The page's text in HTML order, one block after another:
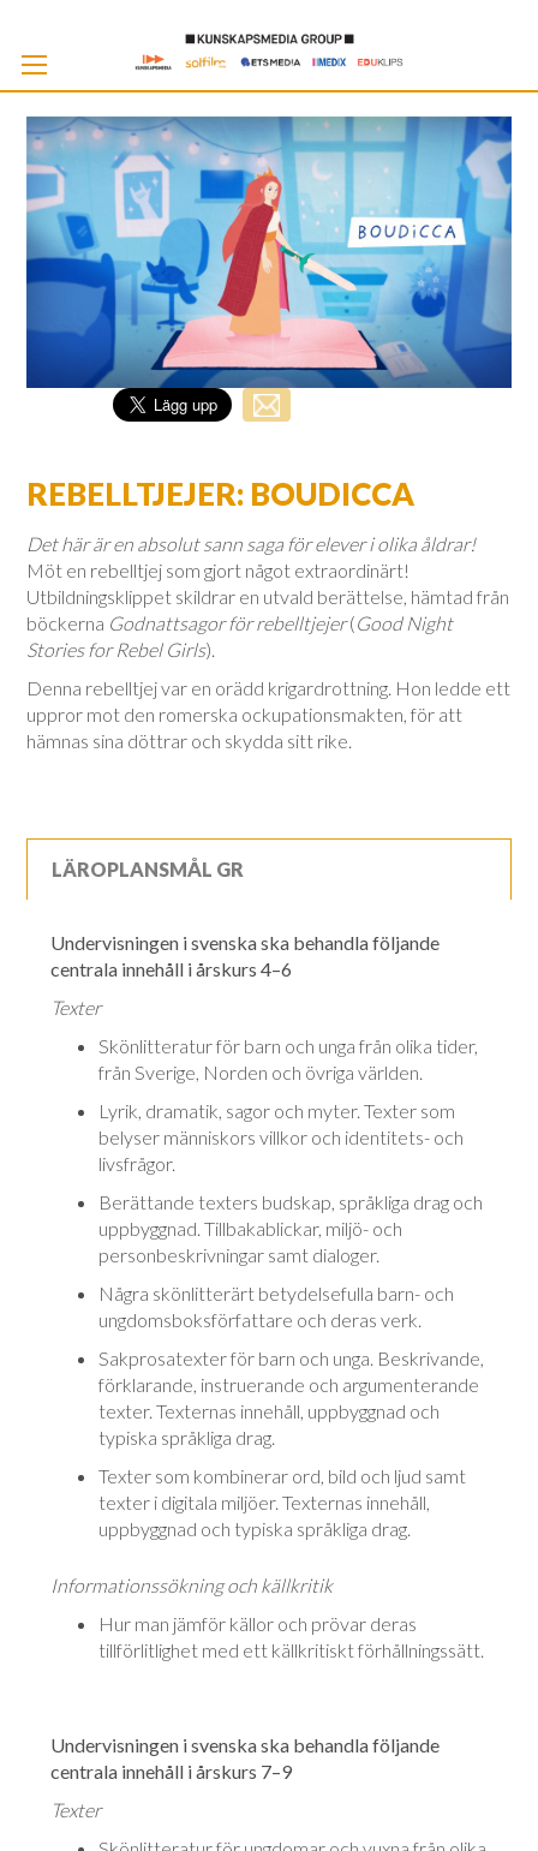
REBELLTJEJER: BOUDICCA
Det här är en absolut sann saga för elever i olika åldrar!
Möt en rebelltjej som gjort något extraordinärt!
Utbildningsklippet skildrar en utvald berättelse, hämtad från
böckerna Godnattsagor för rebelltjejer(Good Night
Stories for Rebel Girls).
Denna rebelltjej var en orädd krigardrottning. Hon ledde ett
uppror mot den romerska ockupationsmakten, för att
hämnas sina döttrar och skydda sitt rike.
LÄROPLANSMÅL GR
Undervisningen i svenska ska behandla följande
centrala innehåll i årskurs 4–6
Texter
Skönlitteratur för barn och unga från olika tider,
från Sverige, Norden och öv­ri­ga världen.
Lyrik, dramatik, sagor och myter. Texter som
belyser männi­skors villkor och identitets- och
livsfrågor.
Berättande texters budskap, språkliga drag och
uppbyggnad. Till­baka­blickar, miljö- och
personbeskrivningar samt dialoger.
Några skönlitterärt betydelsefulla barn- och
ungdomsboksförfattare och deras verk.
Sakprosatexter för barn och unga. Beskrivande,
förklarande, instruerande och argumenterande
texter. Texternas innehåll, uppbyggnad och
typiska språk­liga drag.
Texter som kombinerar ord, bild och ljud samt
texter i digitala miljöer. Tex­ter­nas innehåll,
uppbyggnad och typiska språkliga drag.
Informationssökning och källkritik
Hur man jämför källor och prövar deras
tillförlitlighet med ett källkritiskt för­hållningssätt.
Undervisningen i svenska ska behandla följande
centrala innehåll i årskurs 7–9
Texter